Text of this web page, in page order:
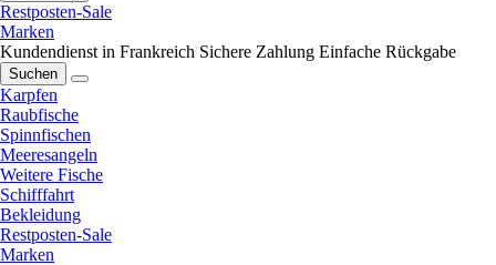
Restposten-Sale
Marken
Kundendienst in Frankreich Sichere Zahlung Einfache Rückgabe
Suchen
Karpfen
Raubfische
Spinnfischen
Meeresangeln
Weitere Fische
Schifffahrt
Bekleidung
Restposten-Sale
Marken